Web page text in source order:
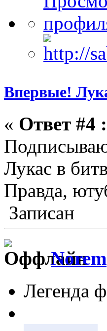
Впервые!
« Ответ #4 :
Лукас в
Правда,
Записан
Norem
Легенда